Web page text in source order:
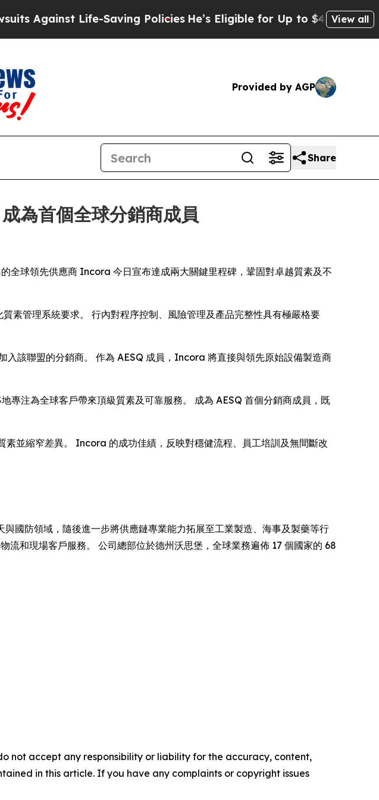
Against Life-Saving PoliciesHe’s Eligible for Up to $480,000 After
View all
Provided by AGP
Share
為首個全球分銷商成員
全球領先供應商 Incora 今日宣布達成兩大關鍵里程碑，鞏固對卓越質素及不
素管理系統要求。 行內對程序控制、風險管理及產品完整性具有極嚴格要
該聯盟的分銷商。 作為 AESQ 成員，Incora 將直接與領先原始設備製造商
注為全球客戶帶來頂級質素及可靠服務。 成為 AESQ 首個分銷商成員，既
並縮窄差異。 Incora 的成功佳績，反映對穩健流程、員工培訓及無間斷改
國防領域，隨後進一步將供應鏈專業能力拓展至工業製造、海事及製藥等行
和現場客戶服務。 公司總部位於德州沃思堡，全球業務遍佈 17 個國家的 68
not accept any responsibility or liability for the accuracy, content,
in this article. If you have any complaints or copyright issues